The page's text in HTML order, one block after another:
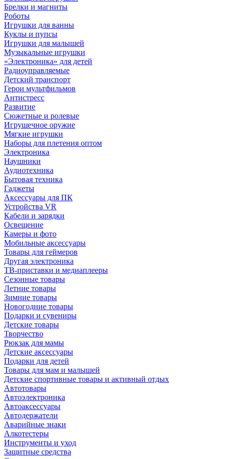
Брелки и магниты
Роботы
Игрушки для ванны
Куклы и пупсы
Игрушки для малышей
Музыкальные игрушки
«Электроника» для детей
Радиоуправляемые
Детский транспорт
Герои мультфильмов
Антистресс
Развитие
Сюжетные и ролевые
Игрушечное оружие
Мягкие игрушки
Наборы для плетения оптом
Электроника
Наушники
Аудиотехника
Бытовая техника
Гаджеты
Аксессуары для ПК
Устройства VR
Кабели и зарядки
Освещение
Камеры и фото
Мобильные аксессуары
Товары для геймеров
Другая электроника
ТВ-приставки и медиаплееры
Сезонные товары
Летние товары
Зимние товары
Новогодние товары
Подарки и сувениры
Детские товары
Творчество
Рюкзак для мамы
Детские аксессуары
Подарки для детей
Товары для мам и малышей
Детские спортивные товары и активный отдых
Автотовары
Автоэлектроника
Автоаксессуары
Автодержатели
Аварийные знаки
Алкотестеры
Инструменты и уход
Защитные средства